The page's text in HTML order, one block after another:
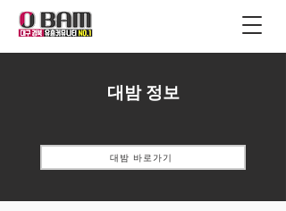
대밤 정보
대밤 바로가기